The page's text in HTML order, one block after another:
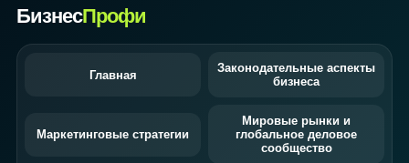
БизнесПрофи
Главная
Законодательные аспекты
бизнеса
Маркетинговые стратегии
Мировые рынки и
глобальное деловое
сообщество